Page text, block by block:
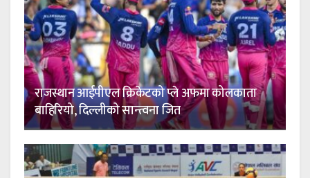
राजस्थान आईपीएल क्रिकेटको प्ले अफमा कोलकाता
बाहिरियो, दिल्लीको सान्त्वना जित